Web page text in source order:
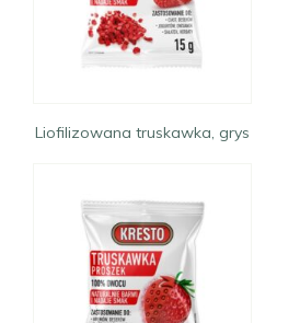
Liofilizowana truskawka, grys